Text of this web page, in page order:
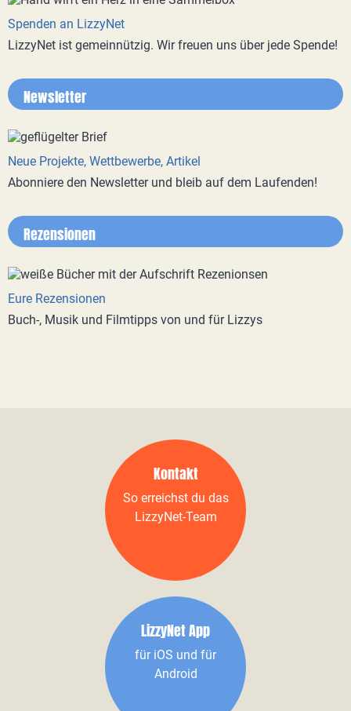
Spenden an LizzyNet
LizzyNet ist gemeinnützig. Wir freuen uns über jede Spende!
Newsletter
Neue Projekte, Wettbewerbe, Artikel
Abonniere den Newsletter und bleib auf dem Laufenden!
Rezensionen
Eure Rezensionen
Buch-, Musik und Filmtipps von und für Lizzys
Kontakt
So erreichst du das
LizzyNet-Team
LizzyNet App
für iOS und für
Android